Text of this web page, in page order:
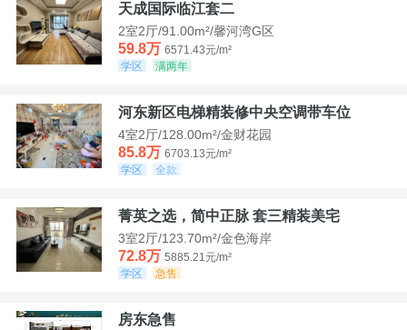
天成国际临江套二
2室2厅/91.00m²/馨河湾G区
59.8万 6571.43元/m²
学区
满两年
河东新区电梯精装修中央空调带车位
4室2厅/128.00m²/金财花园
85.8万 6703.13元/m²
学区
全款
菁英之选，简中正脉 套三精装美宅
3室2厅/123.70m²/金色海岸
72.8万 5885.21元/m²
学区
急售
房东急售